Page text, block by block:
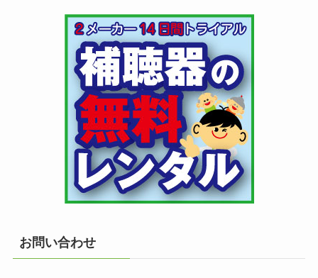
お問い合わせ